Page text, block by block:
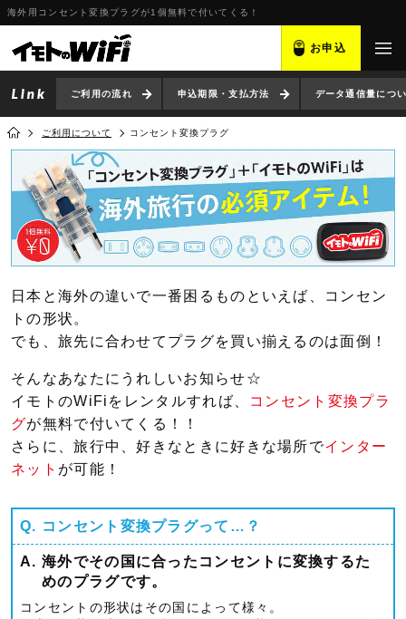
海外用コンセント変換プラグが1個無料で付いてくる！
お申込
ご利用の流れ 申込期限・支払方法 データ通信量につ
ご利用について コンセント変換プラグ
日本と海外の違いで一番困るものといえば、コンセン
トの形状。
でも、旅先に合わせてプラグを買い揃えるのは面倒！
そんなあなたにうれしいお知らせ☆
イモトのWiFiをレンタルすれば、
コンセント変換プラ
グが無料で付いてくる！！
さらに、旅行中、好きなときに好きな場所でインター
ネット が可能！
Q. コンセント変換プラグって…？
A. 海外でその国に合ったコンセントに変換するた
めのプラグです。
コンセントの形状はその国によって様々。